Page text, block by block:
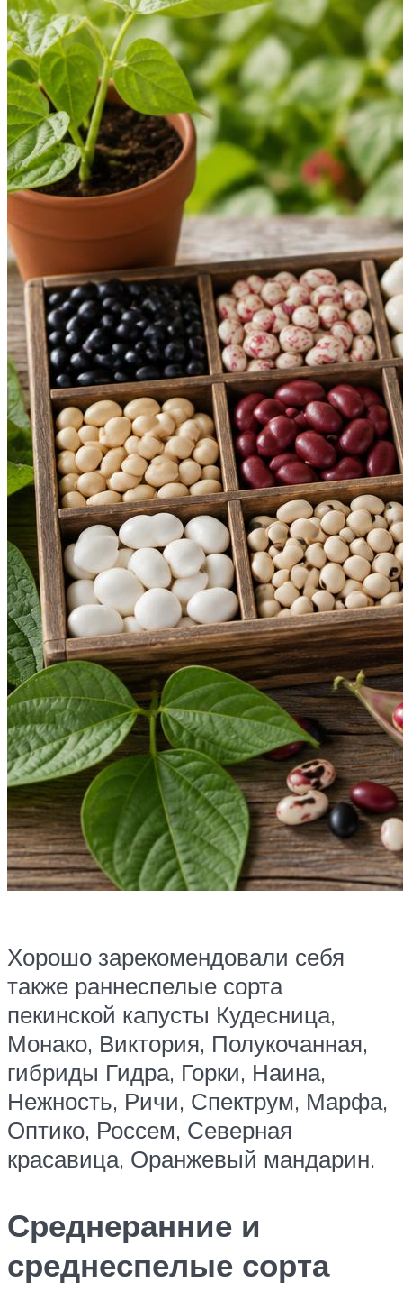
Хорошо зарекомендовали себя
также раннеспелые сорта
пекинской капусты Кудесница,
Монако, Виктория, Полукочанная,
гибриды Гидра, Горки, Наина,
Нежность, Ричи, Спектрум, Марфа,
Оптико, Россем, Северная
красавица, Оранжевый мандарин.
Среднеранние и
среднеспелые сорта